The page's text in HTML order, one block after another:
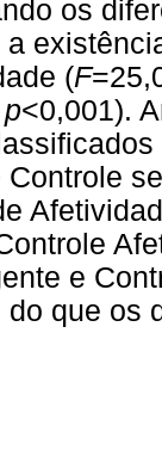
os
(F
p<0,001).
e
que os